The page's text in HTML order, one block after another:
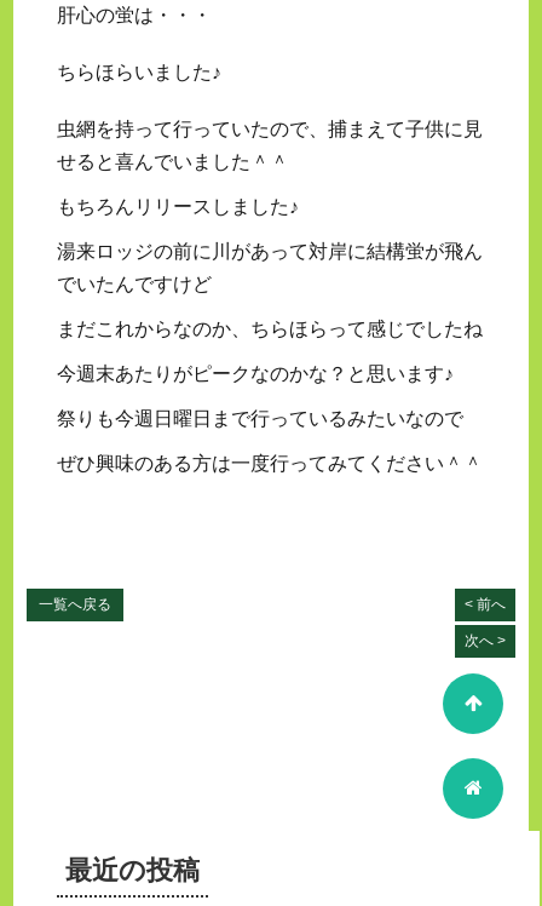
肝心の蛍は・・・
ちらほらいました♪
虫網を持って行っていたので、捕まえて子供に見
せると喜んでいました＾＾
もちろんリリースしました♪
湯来ロッジの前に川があって対岸に結構蛍が飛ん
でいたんですけど
まだこれからなのか、ちらほらって感じでしたね
今週末あたりがピークなのかな？と思います♪
祭りも今週日曜日まで行っているみたいなので
ぜひ興味のある方は一度行ってみてください＾＾
一覧へ戻る < 前へ
次へ >
最近の投稿